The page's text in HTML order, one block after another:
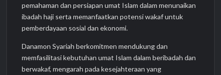
pemahaman dan persiapan umat Islam dalam menunaikan
ibadah haji serta memanfaatkan potensi wakaf untuk
pemberdayaan sosial dan ekonomi.
Danamon Syariah berkomitmen mendukung dan
memfasilitasi kebutuhan umat Islam dalam beribadah dan
berwakaf, mengarah pada kesejahteraan yang